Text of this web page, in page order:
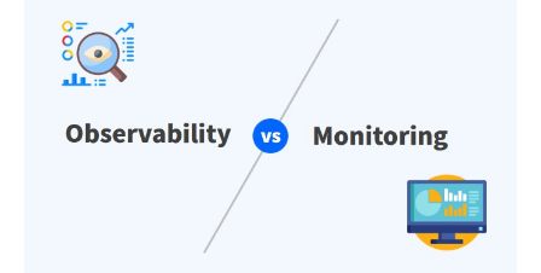
대한 책임을 직접 지게 됩니다. 또, 기업은 자체 보안 정책을 준수해야
하며, 이를 클라우드 환경에 적용하는 것이 쉽지 않습니다. 특히 복잡한
멀티클라우드 환경에서는 견고하게 클라우드 보안 아키텍처를 구축하기
어렵고 외주 처리에 따라 많은 비용이 듭니다. 셋째, 성능 문제입니다.
클라우드에서는 다른 기업과 리소스를 공유하기 때문에 성능 문제가
발생할 수 있습니다. 또, 클라우드 환경에서 애플리케이션 및 데이터를
조작하는 데 필요한 대역폭이 충분하지 않을 경우 성능 문제가 발생할 수
있습니다. 따라서 기업은 성능 문제로 인해 클라우드 송환을 선택할 수
있습니다. 넷째, 제어 문제입니다. 클라우드에서는 기본적으로
클라우드 제공자가 인프라 관리와 보안을 담당합니다. 이는 기업이
클라우드 환경에서는 많은 경우 애플리케이션, 데이터, 서비스 등을
프레임의 시대와 수천, 수만대의 서버팜을 관리해야 하는 시대의
모니터링 개념은 달라야 합니다. 또, 가상화 시대를 맞아 물리적 서버
개념보다는 논리적 서버 개념이 중요해지고, 서버 1~2대의 장애
상황보다는 서버팜이 이루고 있는 서비스의 영속성이
중요해졌습니다. 이처럼 서버라는 인프라가 기술 발전에 따라 변모하고
있고, 그에 대응해 모니터링 콘셉트나 방법도 변화하고 있습니다. 이번
블로그에서는 서버 관련 새로운 인프라 개념 및 기술들이 대두되면서
변화하는 서버 모니터링의 새로운 트렌드에 관해 논의해 보고자 합니다.
레거시 시스템에서 클라우드로 이동함에 따라 클라우드 모니터링의
필요성이 급격히 증가했습니다. 클라우드 네이티브 모니터링 도구는